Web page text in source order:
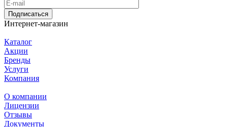
Подписаться
Интернет-магазин
Каталог
Акции
Бренды
Услуги
Компания
О компании
Лицензии
Отзывы
Документы